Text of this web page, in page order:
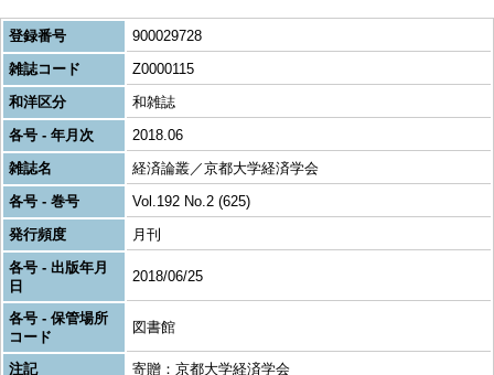
登録番号
900029728
雑誌コード
Z0000115
和洋区分
和雑誌
各号 - 年月次
2018.06
雑誌名
経済論叢／京都大学経済学会
各号 - 巻号
Vol.192 No.2 (625)
発行頻度
月刊
各号 - 出版年月
日
2018/06/25
各号 - 保管場所
コード
図書館
注記 寄贈：京都大学経済学会